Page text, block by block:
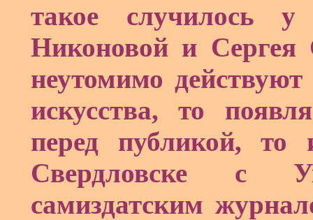
такое случилось
Никоновой и Сергея
неутомимо
искусства, то
перед публикой,
Свердловске с
самиздатским